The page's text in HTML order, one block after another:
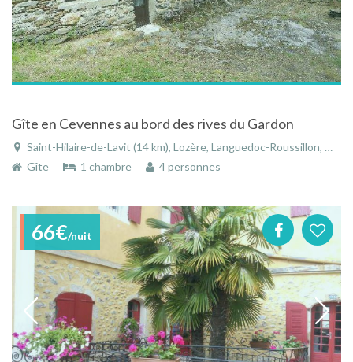
Gîte en Cevennes au bord des rives du Gardon
Saint-Hilaire-de-Lavit (14 km), Lozère, Languedoc-Roussillon, Occitanie, France
Gîte
1 chambre 4 personnes
66€/nuit